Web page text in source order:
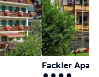
Fackler